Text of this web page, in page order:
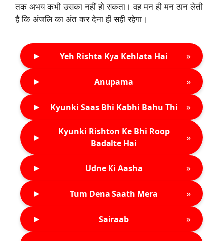
तक अभय कभी उसका नहीं हो सकता। वह मन ही मन ठान लेती
है कि अंजलि का अंत कर देना ही सही रहेगा।
► Yeh Rishta Kya Kehlata Hai »
► Anupama »
► Kyunki Saas Bhi Kabhi Bahu Thi »
►
Kyunki Rishton Ke Bhi Roop
Badalte Hai
»
► Udne Ki Aasha »
► Tum Dena Saath Mera »
► Sairaab »